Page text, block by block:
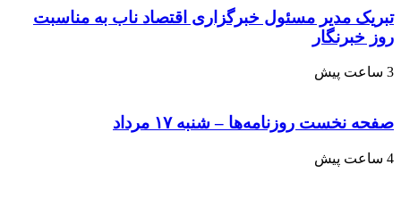
تبریک مدیر مسئول خبرگزاری اقتصاد ناب به مناسبت
روز خبرنگار
3 ساعت پیش
صفحه نخست روزنامه‌ها – شنبه ۱۷ مرداد
4 ساعت پیش